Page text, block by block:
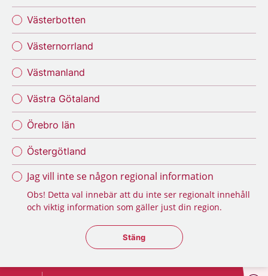
Västerbotten
Västernorrland
Västmanland
Västra Götaland
Örebro län
Östergötland
Jag vill inte se någon regional information
Obs! Detta val innebär att du inte ser regionalt innehåll
och viktig information som gäller just din region.
Stäng regionsväljaren
Stäng